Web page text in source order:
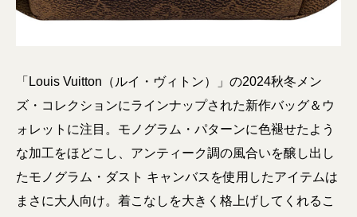
「Louis Vuitton（ルイ・ヴィトン）」の2024秋冬メン
ズ・コレクションにラインナップされた新作バッグ＆ウ
ォレットに注目。モノグラム・パターンに色褪せたよう
な加工をほどこし、アンティーク調の風合いを醸し出し
たモノグラム・ダスト キャンバスを使用したアイテムは
まさに大人向け。着こなしを大きく格上げしてくれるこ